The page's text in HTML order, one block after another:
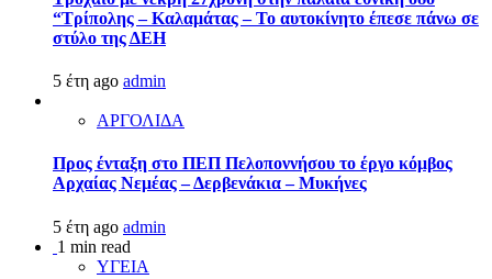
“Τρίπολης – Καλαμάτας – Το αυτοκίνητο έπεσε πάνω σε
στύλο της ΔΕΗ
5 έτη ago admin
ΑΡΓΟΛΙΔΑ
Προς ένταξη στο ΠΕΠ Πελοποννήσου το έργο κόμβος
Αρχαίας Νεμέας – Δερβενάκια – Μυκήνες
5 έτη ago admin
1 min read
ΥΓΕΙΑ